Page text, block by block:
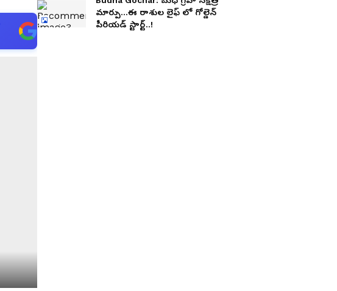
మార్పు...ఈ రాశుల లైఫ్ లో గోల్డెన్
పీరియడ్ స్టార్ట్..!